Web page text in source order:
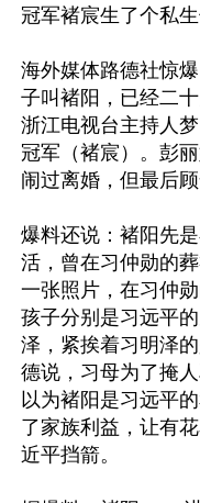
冠军褚宸生了个私
海外媒体路德社惊
子叫褚阳，已经二
浙江电视台主持人
冠军（褚宸）。彭
闹过离婚，但最后
爆料还说：褚阳先
活，曾在习仲勋的
一张照片，在习仲
孩子分别是习远平
泽，紧挨着习明泽
德说，习母为了掩
以为褚阳是习远平
了家族利益，让有
近平挡箭。